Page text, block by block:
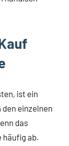
ist ein
einzelnen
das
häufig ab.